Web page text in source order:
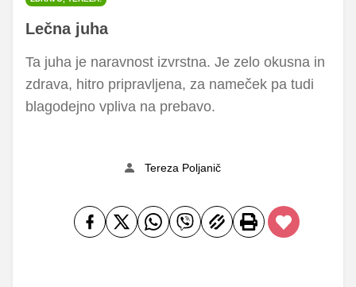
Lečna juha
Ta juha je naravnost izvrstna. Je zelo okusna in
zdrava, hitro pripravljena, za nameček pa tudi
blagodejno vpliva na prebavo.
Tereza Poljanič